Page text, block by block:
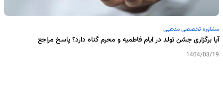
مشاوره تخصصی مذهبی
آیا برگزاری جشن تولد در ایام فاطمیه و محرم گناه دارد؟ پاسخ مراجع
1404/03/19